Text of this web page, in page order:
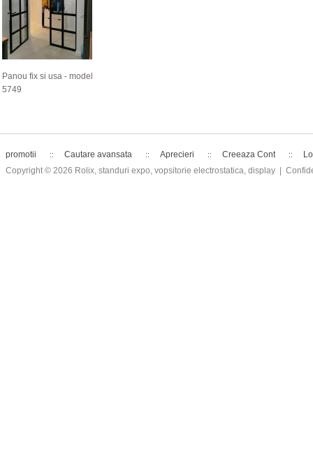
Panou fix si usa - model
5749
promotii Cautare avansata Aprecieri Creeaza Cont
Copyright © 2026 Rolix, standuri expo, vopsitorie electrostatica, display |